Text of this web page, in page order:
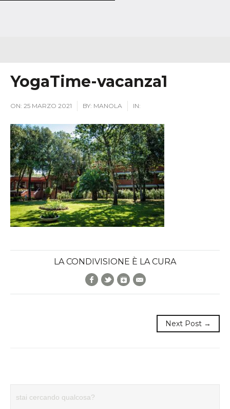
YogaTime-vacanza1
ON: 25 MARZO 2021 BY: MANOLA IN:
LA CONDIVISIONE È LA CURA
Facebook
TwitterGoogle+
Next Post →